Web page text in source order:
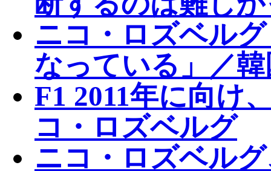
ニコ・ロズベル
なっている」／
F1 2011年に向け
コ・ロズベルグ
ニコ・ロズベル